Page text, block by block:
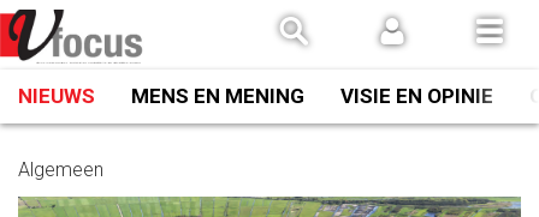
Spring
naar
inhoud
NIEUWS MENS EN MENING VISIE EN OPINIE
Algemeen